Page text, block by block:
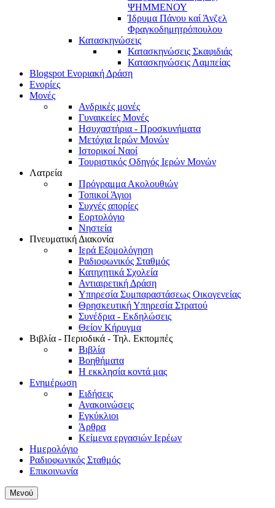
ΨΗΜΜΕΝΟΥ
Ίδρυμα Πάνου καί Άνζελ
Φραγκοδημητρόπουλου
Κατασκηνώσεις
Κατασκηνώσεις Σκαφιδιάς
Κατασκηνώσεις Λαμπείας
Blogspot Ενοριακή Δράση
Ενορίες
Μονές
Ανδρικές μονές
Γυναικείες Μονές
Ησυχαστήρια - Προσκυνήματα
Μετόχια Ιερών Μονών
Ιστορικοί Ναοί
Τουριστικός Οδηγός Ιερών Μονών
Λατρεία
Πρόγραμμα Ακολουθιών
Τοπικοί Άγιοι
Συχνές απορίες
Εορτολόγιο
Νηστεία
Πνευματική Διακονία
Ιερά Εξομολόγηση
Ραδιοφωνικός Σταθμός
Κατηχητικά Σχολεία
Αντιαιρετική Δράση
Υπηρεσία Συμπαραστάσεως Οικογενείας
Θρησκευτική Υπηρεσία Στρατού
Συνέδρια - Εκδηλώσεις
Θείον Κήρυγμα
Βιβλία - Περιοδικά - Τηλ. Εκπομπές
Βιβλία
Βοηθήματα
Η εκκλησία κοντά μας
Ενημέρωση
Ειδήσεις
Ανακοινώσεις
Εγκύκλιοι
Άρθρα
Κείμενα εργασιών Ιερέων
Ημερολόγιο
Ραδιοφωνικός Σταθμός
Επικοινωνία
Μενού